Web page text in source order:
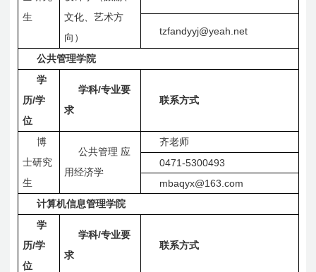
生
文化、艺术方
向）
tzfandyyj@yeah.net
公共管理学院
学
历/学
位
学科/专业要
求
联系方式
博
士研究
生
公共管理 应
用经济学
齐老师
0471-5300493
mbaqyx@163.com
计算机信息管理学院
学
历/学
位
学科/专业要
求
联系方式